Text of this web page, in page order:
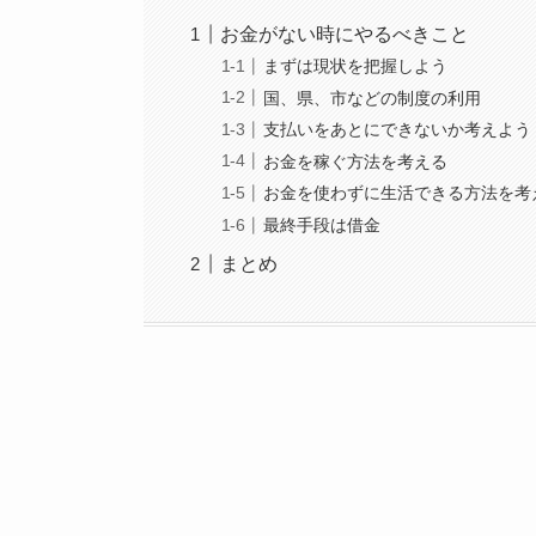
お金がない時にやるべきこと
まずは現状を把握しよう
国、県、市などの制度の利用
支払いをあとにできないか考えよう
お金を稼ぐ方法を考える
お金を使わずに生活できる方法を考
最終手段は借金
まとめ